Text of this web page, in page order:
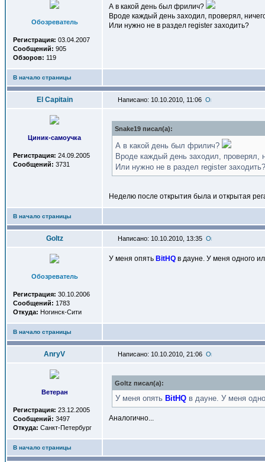
Обозреватель
Регистрация: 03.04.2007
Сообщений: 905
Обзоров: 119
А в какой день был фрилич?
Вроде каждый день заходил, проверял,
Или нужно не в раздел register заходить?
В начало страницы
El Capitain Написано: 10.10.2010, 11:06
Циник-самоучка
Регистрация: 24.09.2005
Сообщений: 3731
Snake19 писал(a):
А в какой день был фрилич?
Вроде каждый день заходил, проверял,
Или нужно не в раздел register заходить?
Неделю после открытия была и открытая
В начало страницы
Goltz Написано: 10.10.2010, 13:35
Обозреватель
Регистрация: 30.10.2006
Сообщений: 1783
Откуда: Ногинск-Сити
У меня опять BitHQ в дауне. У меня одного
В начало страницы
AnryV Написано: 10.10.2010, 21:06
Ветеран
Регистрация: 23.12.2005
Сообщений: 3497
Откуда: Санкт-Петербург
Goltz писал(a):
У меня опять BitHQ в дауне. У меня
Аналогично...
В начало страницы